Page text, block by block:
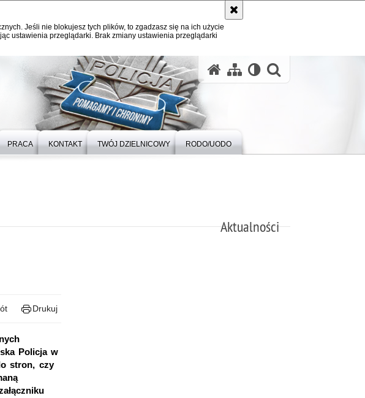
Jeśli nie blokujesz tych plików, to zgadzasz się na ich użycie
ustawienia przeglądarki. Brak zmiany ustawienia przeglądarki
PRACA KONTAKT TWÓJ DZIELNICOWY RODO/UODO
Aktualności
Drukuj
Policja w
stron, czy